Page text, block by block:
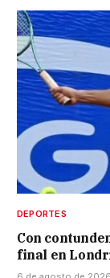
DEPORTES
Con
final en